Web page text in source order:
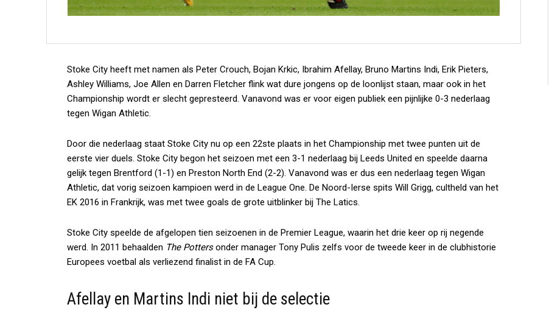
Stoke City heeft met namen als Peter Crouch, Bojan Krkic, Ibrahim Afellay, Bruno Martins Indi, Erik Pieters,
Ashley Williams, Joe Allen en Darren Fletcher flink wat dure jongens op de loonlijst staan, maar ook in het
Championship wordt er slecht gepresteerd. Vanavond was er voor eigen publiek een pijnlijke 0-3 nederlaag
tegen Wigan Athletic.
Door die nederlaag staat Stoke City nu op een 22ste plaats in het Championship met twee punten uit de
eerste vier duels. Stoke City begon het seizoen met een 3-1 nederlaag bij Leeds United en speelde daarna
gelijk tegen Brentford (1-1) en Preston North End (2-2). Vanavond was er dus een nederlaag tegen Wigan
Athletic, dat vorig seizoen kampioen werd in de League One. De Noord-Ierse spits Will Grigg, cultheld van het
EK 2016 in Frankrijk, was met twee goals de grote uitblinker bij The Latics.
Stoke City speelde de afgelopen tien seizoenen in de Premier League, waarin het drie keer op rij negende
werd. In 2011 behaalden The Pottersonder manager Tony Pulis zelfs voor de tweede keer in de clubhistorie
Europees voetbal als verliezend finalist in de FA Cup.
Afellay en Martins Indi niet bij de selectie